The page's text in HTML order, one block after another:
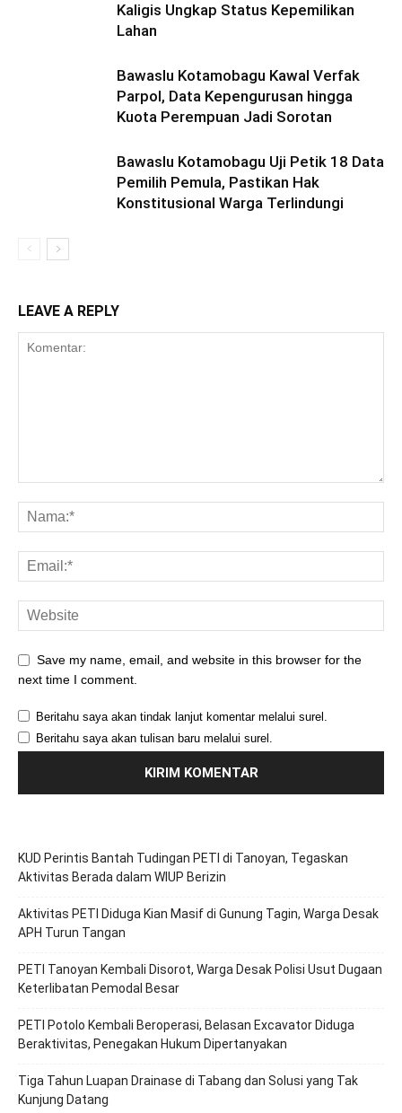
Kaligis Ungkap Status Kepemilikan
Lahan
Bawaslu Kotamobagu Kawal Verfak
Parpol, Data Kepengurusan hingga
Kuota Perempuan Jadi Sorotan
Bawaslu Kotamobagu Uji Petik 18 Data
Pemilih Pemula, Pastikan Hak
Konstitusional Warga Terlindungi
LEAVE A REPLY
Save my name, email, and website in this browser for the
next time I comment.
Beritahu saya akan tindak lanjut komentar melalui surel.
Beritahu saya akan tulisan baru melalui surel.
KUD Perintis Bantah Tudingan PETI di Tanoyan, Tegaskan
Aktivitas Berada dalam WIUP Berizin
Aktivitas PETI Diduga Kian Masif di Gunung Tagin, Warga Desak
APH Turun Tangan
PETI Tanoyan Kembali Disorot, Warga Desak Polisi Usut Dugaan
Keterlibatan Pemodal Besar
PETI Potolo Kembali Beroperasi, Belasan Excavator Diduga
Beraktivitas, Penegakan Hukum Dipertanyakan
Tiga Tahun Luapan Drainase di Tabang dan Solusi yang Tak
Kunjung Datang